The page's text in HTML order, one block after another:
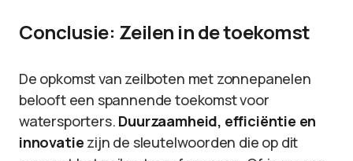
Conclusie: Zeilen in de toekomst
De opkomst van zeilboten met zonnepanelen
belooft een spannende toekomst voor
watersporters. Duurzaamheid, efficiëntie en
innovatie zijn de sleutelwoorden die op dit